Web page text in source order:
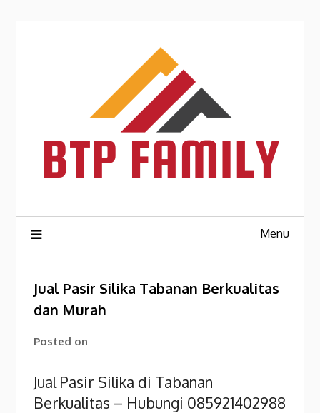
Menu
Jual Pasir Silika Tabanan Berkualitas
dan Murah
Posted on
Jual Pasir Silika di Tabanan
Berkualitas – Hubungi 085921402988